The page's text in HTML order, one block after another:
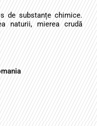
de substanțe chimice.
naturii, mierea crudă